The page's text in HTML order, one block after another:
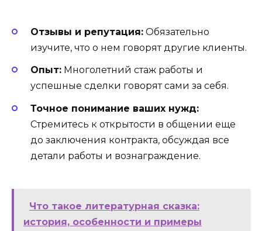
Отзывы и репутация: Обязательно
изучите, что о нем говорят другие клиенты.
Опыт: Многолетний стаж работы и
успешные сделки говорят сами за себя.
Точное понимание ваших нужд:
Стремитесь к открытости в общении еще
до заключения контракта, обсуждая все
детали работы и вознаграждение.
Что такое литературная сказка:
история, особенности и примеры